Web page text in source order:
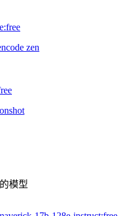
zen
模型